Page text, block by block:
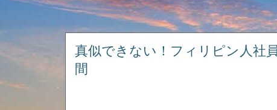
真似できない！フィリピン人社
間